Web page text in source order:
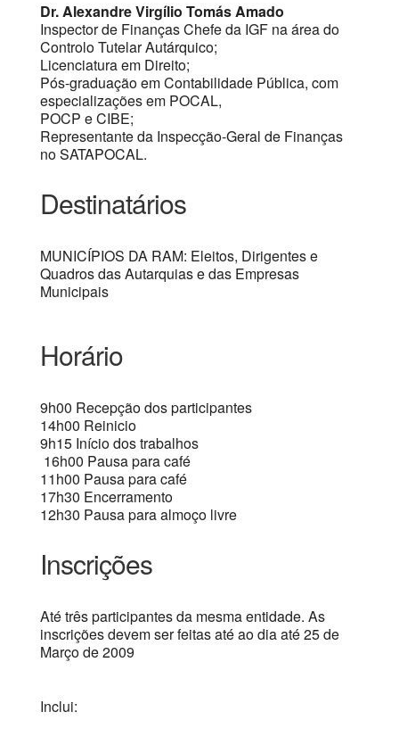
Dr. Alexandre Virgílio Tomás Amado
Inspector de Finanças Chefe da IGF na área do
Controlo Tutelar Autárquico;
Licenciatura em Direito;
Pós-graduação em Contabilidade Pública, com
especializações em POCAL,
POCP e CIBE;
Representante da Inspecção-Geral de Finanças
no SATAPOCAL.
Destinatários
MUNICÍPIOS DA RAM: Eleitos, Dirigentes e
Quadros das Autarquias e das Empresas
Municipais
Horário
9h00 Recepção dos participantes
14h00 Reinicio
9h15 Início dos trabalhos
16h00 Pausa para café
11h00 Pausa para café
17h30 Encerramento
12h30 Pausa para almoço livre
Inscrições
Até três participantes da mesma entidade. As
inscrições devem ser feitas até ao dia até 25 de
Março de 2009
Inclui: